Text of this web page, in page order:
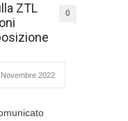
ZTL
0
2022